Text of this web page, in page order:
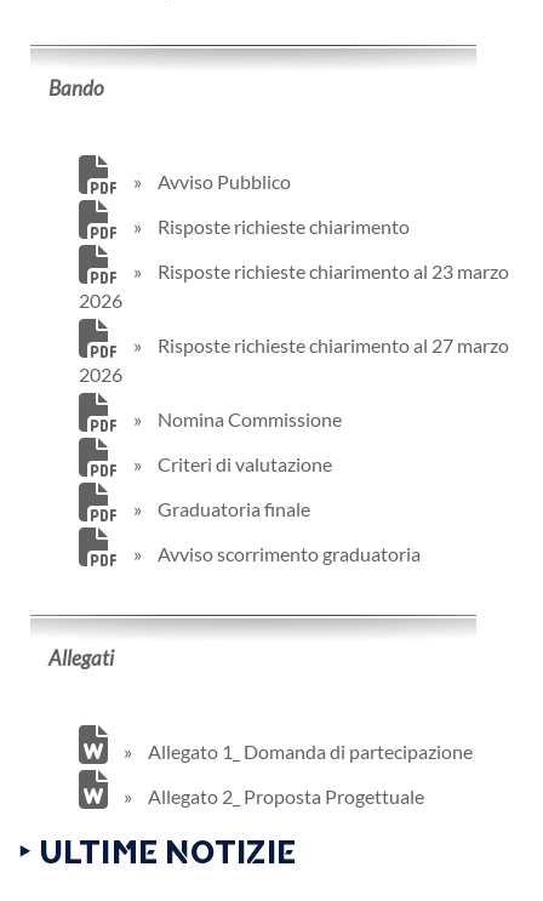
Bando
»
Avviso Pubblico
»
Risposte richieste chiarimento
»
Risposte richieste chiarimento al 23 marzo
2026
»
Risposte richieste chiarimento al 27 marzo
2026
»
Nomina Commissione
»
Criteri di valutazione
»
Graduatoria finale
»
Avviso scorrimento graduatoria
Allegati
»
Allegato 1_ Domanda di partecipazione
»
Allegato 2_ Proposta Progettuale
‣ ULTIME NOTIZIE